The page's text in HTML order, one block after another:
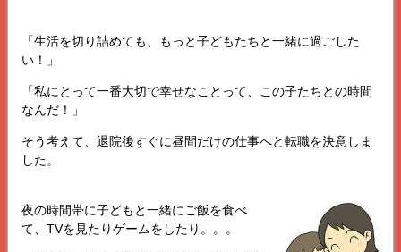
「生活を切り詰めても、もっと子どもたちと一緒に過ごした
い！」
「私にとって一番大切で幸せなことって、この子たちとの時間
なんだ！」
そう考えて、退院後すぐに昼間だけの仕事へと転職を決意しま
した。
夜の時間帯に子どもと一緒にご飯を食べ
て、TVを見たりゲームをしたり。。。